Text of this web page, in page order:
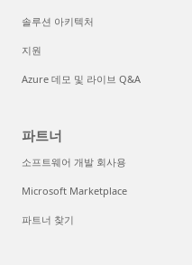
솔루션 아키텍처
지원
Azure 데모 및 라이브 Q&A
파트너
소프트웨어 개발 회사용
Microsoft Marketplace
파트너 찾기